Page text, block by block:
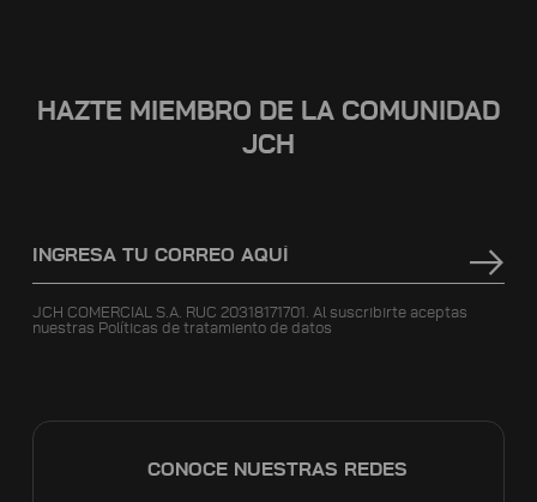
HAZTE MIEMBRO DE LA COMUNIDAD
JCH
JCH COMERCIAL S.A. RUC 20318171701. Al suscribirte aceptas
nuestras Políticas de tratamiento de datos
CONOCE NUESTRAS REDES